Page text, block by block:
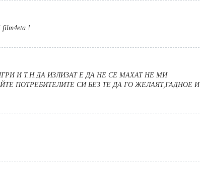
film4eta !
И Т.Н.ДА ИЗЛИЗАТ Е ДА НЕ СЕ МАХАТ НЕ МИ
ПОТРЕБИТЕЛИТЕ СИ БЕЗ ТЕ ДА ГО ЖЕЛАЯТ,ГАДНОЕ И